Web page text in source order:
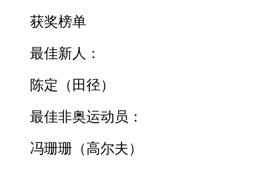
获奖榜单
最佳新人：
陈定（田径）
最佳非奥运动员：
冯珊珊（高尔夫）